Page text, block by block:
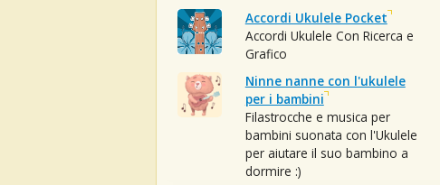
Accordi Ukulele Pocket
Accordi Ukulele Con Ricerca e
Grafico
Ninne nanne con l'ukulele
per i bambini
Filastrocche e musica per
bambini suonata con l'Ukulele
per aiutare il suo bambino a
dormire :)